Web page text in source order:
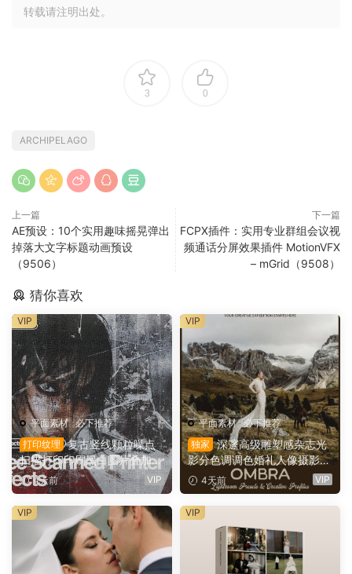
转载请注明出处。
3 0
ARCHIPELAGO
上一篇
AE预设：10个实用趣味摇晃弹出
掉落大文字标题动画预设
（9506）
下一篇
FCPX插件：实用专业群组会议视
频通话分屏效果插件 MotionVFX
– mGrid（9508）
猜你喜欢
平面素材·必下推荐
打印纹理
复古竖线颗粒噪点
扫描打印印刷黑白图片叠加滤
镜PAT 图案纹理+PS动作+GR
D 渐变预设 Züli – +10 Scann
ed-Printer Effects（1674
9）
4天前 VIP
VIP
平面素材·必下推荐
独家
深邃高级雕塑感杂志光
影分色调调色婚礼人像摄影Li
ghtroom预设 Archipelago Q
uest – QUEST 61 OMBRA
（16147）
4天前 VIP
VIP
VIP VIP